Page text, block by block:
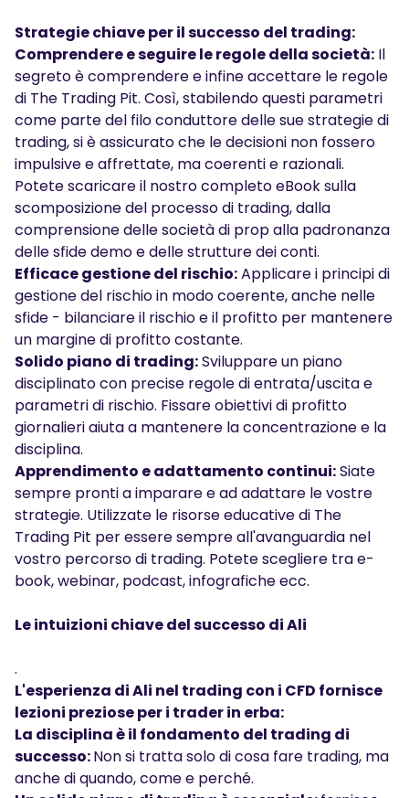
Strategie chiave per il successo del trading:
Comprendere e seguire le regole della società: Il
segreto è comprendere e infine accettare le regole
di The Trading Pit. Così, stabilendo questi parametri
come parte del filo conduttore delle sue strategie di
trading, si è assicurato che le decisioni non fossero
impulsive e affrettate, ma coerenti e razionali.
Potete scaricare il nostro completoeBooksulla
scomposizione del processo di trading, dalla
comprensione delle società di prop alla padronanza
delle sfide demo e delle strutture dei conti.
Efficace gestione del rischio:Applicare i principi di
gestione del rischio in modo coerente, anche nelle
sfide - bilanciare il rischio e il profitto per mantenere
un margine di profitto costante.
Solido piano di trading:Sviluppare un piano
disciplinato con precise regole di entrata/uscita e
parametri di rischio. Fissare obiettivi di profitto
giornalieri aiuta a mantenere la concentrazione e la
disciplina.
Apprendimento e adattamento continui:Siate
sempre pronti a imparare e ad adattare le vostre
strategie. Utilizzate le risorse educative di The
Trading Pit per essere sempre all'avanguardia nel
vostro percorso di trading. Potete scegliere trae-
book,webinar, podcast,infograficheecc.
Le intuizioni chiave del successo di Ali
.
L'esperienza di Ali nel trading con i CFD fornisce
lezioni preziose per i trader in erba:
La disciplina è il fondamento del trading di
successo:Non si tratta solo di cosa fare trading, ma
anche di quando, come e perché.